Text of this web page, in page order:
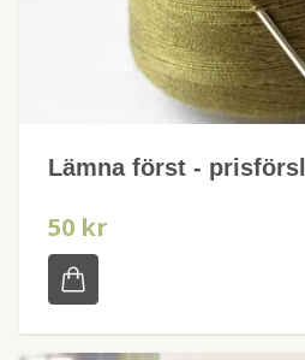
Lämna först -
50 kr